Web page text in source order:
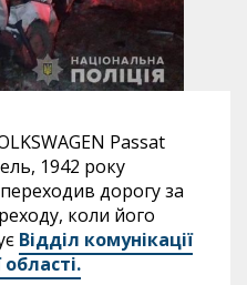
Passat
1942 року
дорогу за
коли його
Відділ комунікації
області.